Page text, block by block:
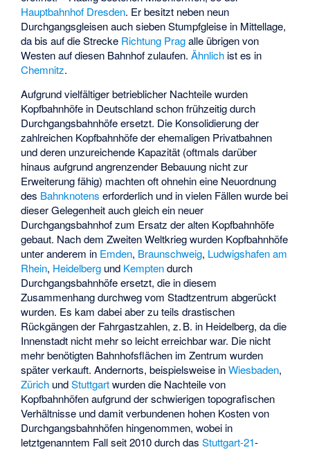
Hauptbahnhof Dresden. Er besitzt neben neun
Durchgangsgleisen auch sieben Stumpfgleise in Mittellage,
da bis auf die Strecke Richtung Pragalle übrigen von
Westen auf diesen Bahnhof zulaufen.Ähnlich ist es in
Chemnitz.
Aufgrund vielfältiger betrieblicher Nachteile wurden
Kopfbahnhöfe in Deutschland schon frühzeitig durch
Durchgangsbahnhöfe ersetzt. Die Konsolidierung der
zahlreichen Kopfbahnhöfe der ehemaligen Privatbahnen
und deren unzureichende Kapazität (oftmals darüber
hinaus aufgrund angrenzender Bebauung nicht zur
Erweiterung fähig) machten oft ohnehin eine Neuordnung
des Bahnknotens erforderlich und in vielen Fällen wurde bei
dieser Gelegenheit auch gleich ein neuer
Durchgangsbahnhof zum Ersatz der alten Kopfbahnhöfe
gebaut. Nach dem Zweiten Weltkrieg wurden Kopfbahnhöfe
unter anderem in Emden, Braunschweig, Ludwigshafen am
Rhein, Heidelberg und Kemptendurch
Durchgangsbahnhöfe ersetzt, die in diesem
Zusammenhang durchweg vom Stadtzentrum abgerückt
wurden. Es kam dabei aber zu teils drastischen
Rückgängen der Fahrgastzahlen, z. B. in Heidelberg, da die
Innenstadt nicht mehr so leicht erreichbar war. Die nicht
mehr benötigten Bahnhofsflächen im Zentrum wurden
später verkauft. Andernorts, beispielsweise inWiesbaden,
Zürich undStuttgartwurden die Nachteile von
Kopfbahnhöfen aufgrund der schwierigen topografischen
Verhältnisse und damit verbundenen hohen Kosten von
Durchgangsbahnhöfen hingenommen, wobei in
letztgenanntem Fall seit 2010 durch dasStuttgart-21-